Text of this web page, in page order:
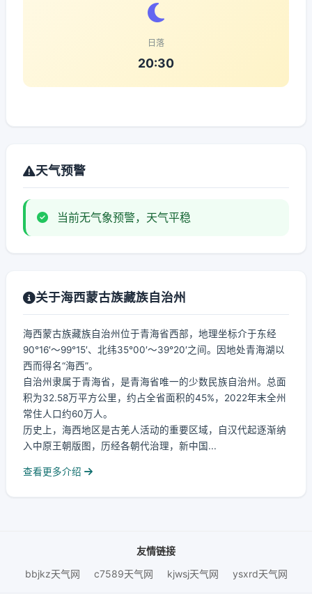
日落
20:30
天气预警
当前无气象预警，天气平稳
关于海西蒙古族藏族自治州
海西蒙古族藏族自治州位于青海省西部，地理坐标介于东经
90°16′～99°15′、北纬35°00′～39°20′之间。因地处青海湖以
西而得名“海西”。
自治州隶属于青海省，是青海省唯一的少数民族自治州。总面
积为32.58万平方公里，约占全省面积的45%，2022年末全州
常住人口约60万人。
历史上，海西地区是古羌人活动的重要区域，自汉代起逐渐纳
入中原王朝版图，历经各朝代治理，新中国...
查看更多介绍
友情链接
bbjkz天气网
c7589天气网 kjwsj天气网 ysxrd天气网